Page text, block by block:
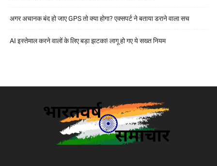
अगर अचानक बंद हो जाए GPS तो क्या होगा? एक्सपर्ट ने बताया डराने वाला सच
AI इस्तेमाल करने वालों के लिए बड़ा झटका! लागू हो गए ये सख्त नियम